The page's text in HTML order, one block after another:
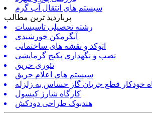
سیستم های انتقال آب گرم
پربازدید ترین مطالب
رشته تحصیلی تاسیسات
آبگرمکن خورشیدی
اتوکد و نقشه های ساختمانی
نصب و نگهداری پکیج گرمایشی
تئوری حریق
سیستم های اعلام حریق
خودکار قطع جریان گاز حساس به زلزله
کارگاه شارژ کپسول
هندبوک طراحی دودکش